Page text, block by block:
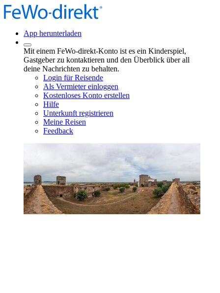
App herunterladen
Mit einem FeWo-direkt-Konto ist es ein Kinderspiel,
Gastgeber zu kontaktieren und den Überblick über all
deine Nachrichten zu behalten.
Login für Reisende
Als Vermieter einloggen
Kostenloses Konto erstellen
Hilfe
Unterkunft registrieren
Meine Reisen
Feedback